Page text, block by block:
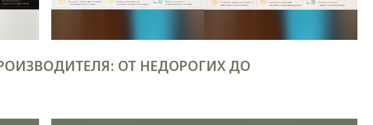
ОТ НЕДОРОГИХ ДО